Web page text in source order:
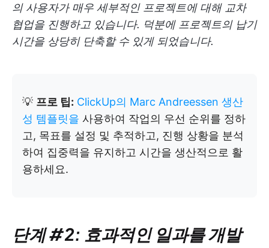
의 사용자가 매우 세부적인 프로젝트에 대해 교차
협업을 진행하고 있습니다. 덕분에 프로젝트의 납기
시간을 상당히 단축할 수 있게 되었습니다.
💡 프로 팁: ClickUp의 Marc Andreessen 생산
성 템플릿을 사용하여 작업의 우선 순위를 정하
고, 목표를 설정 및 추적하고, 진행 상황을 분석
하여 집중력을 유지하고 시간을 생산적으로 활
용하세요.
단계 #2: 효과적인 일과를 개발